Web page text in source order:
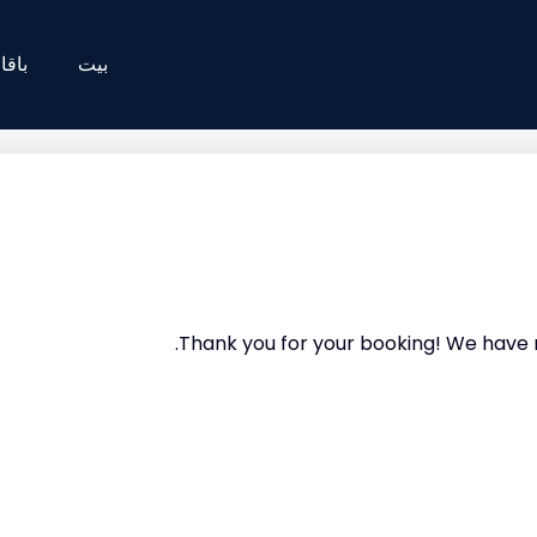
بيت
Thank you for your booking! We